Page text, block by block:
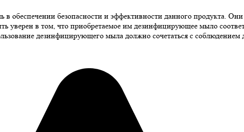
безопасности и эффективности данного продукта. Они
уверен в том, что приобретаемое им дезинфицирующее мыло
дезинфицирующего мыла должно сочетаться с соблюдением